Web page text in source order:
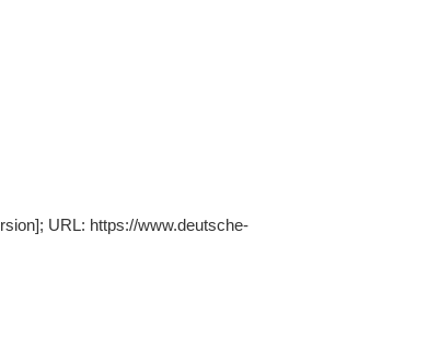
URL: https://www.deutsche-